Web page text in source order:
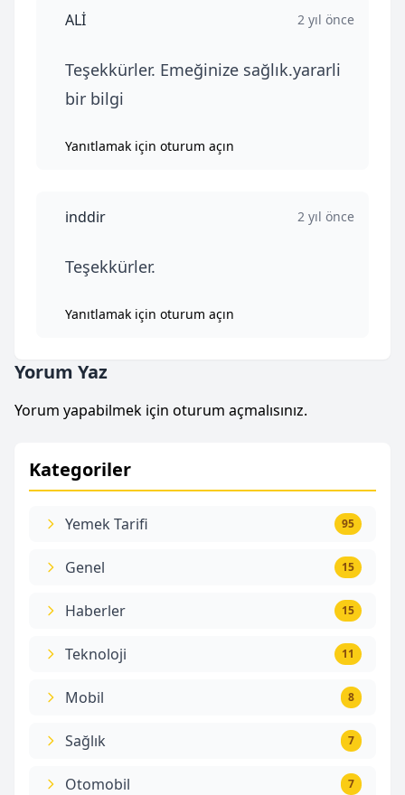
Kategoriler
Yemek Tarifi 95
Genel 15
Haberler 15
Teknoloji 11
Mobil 8
Sağlık 7
Otomobil 7
ALİ 2 yıl önce
Teşekkürler. Emeğinize sağlık.yararli
bir bilgi
Yanıtlamak için oturum açın
inddir 2 yıl önce
Teşekkürler.
Yanıtlamak için oturum açın
Yorum Yaz
Yorum yapabilmek için oturum açmalısınız.